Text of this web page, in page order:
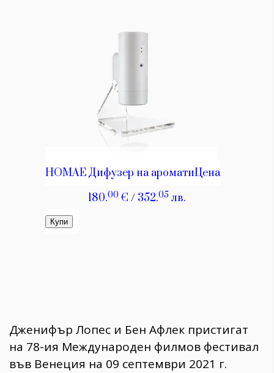
Дженифър Лопес и Бен Афлек пристигат
на 78-ия Международен филмов фестивал
във Венеция на 09 септември 2021 г.